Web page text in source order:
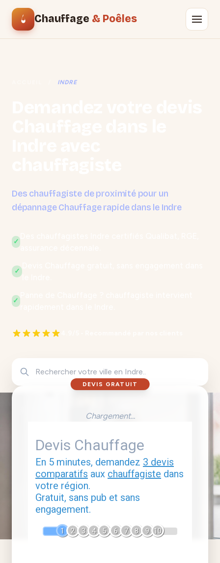
Chauffage & Poêles
INDRE
Des chauffagiste de proximité pour un
dépannage Chauffage rapide dans le Indre
✓
✓
✓
rapidement dans le Indre.
DEVIS GRATUIT
Chargement...
Devis Chauffage
En 5 minutes, demandez 3 devis
comparatifs aux chauffagiste dans
votre région.
Gratuit, sans pub et sans
engagement.
1 2 3 4 5 6 7 8 9 10